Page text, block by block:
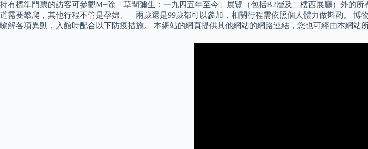
持有標準門票的訪客可參觀M+除「草間彌生：一九四五年至今」展覽（包括B2層及二樓西展廳）外的
道需要攀爬，其他行程不管是孕婦、ㄧ兩歲還是99歲都可以參加，相關行程需依照個人體力做斟酌。
瞭解各項異動，入館時配合以下防疫措施。 本網站的網頁提供其他網站的網路連結，您也可經由本網站